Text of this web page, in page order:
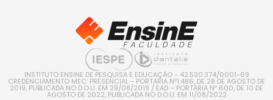
INSTITUTO ENSINE DE PESQUISA E EDUCAÇÃO - 42.530.374/0001-69
CREDENCIAMENTO MEC: PRESENCIAL - PORTARIA Nº1.486, DE 28 DE AGOSTO DE
2019, PUBLICADA NO D.O.U. EM 29/08/2019 / EAD – PORTARIA Nº 600, DE 10 DE
AGOSTO DE 2022, PUBLICADA NO D.O.U. EM 11/08/2022